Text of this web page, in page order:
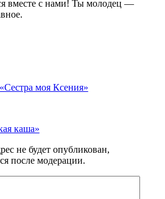
вместе с нами! Ты молодец —
моя Ксения»
каша»
не будет опубликован,
после модерации.